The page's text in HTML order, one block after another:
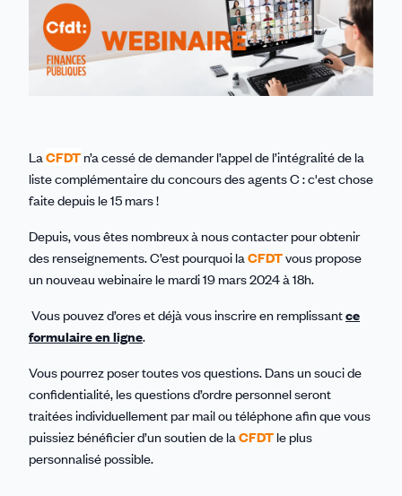
Bluesky
email
La CFDT n’a cessé de demander l’appel de l’intégralité de la
liste complémentaire du concours des agents C : c'est chose
faite depuis le 15 mars !
Depuis, vous êtes nombreux à nous contacter pour obtenir
des renseignements. C’est pourquoi la CFDTvous propose
un nouveau webinaire le mardi 19 mars 2024 à 18h.
Vous pouvez d’ores et déjà vous inscrire en remplissantce
formulaire en ligne.
Vous pourrez poser toutes vos questions. Dans un souci de
confidentialité, les questions d’ordre personnel seront
traitées individuellement par mail ou téléphone afin que vous
puissiez bénéficier d’un soutien de la CFDT le plus
personnalisé possible.